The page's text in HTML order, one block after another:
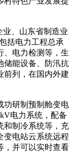
、山东省制造业
括电力工程总承
、电力检测等，生
储能设备、防汛抗
前列，在国内外建
研制预制舱变电
电力系统，配备
和制冷系统等，充
变电站云系统远程
，并可以实时查看